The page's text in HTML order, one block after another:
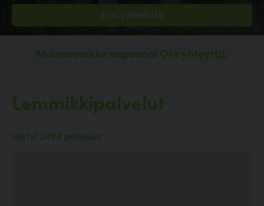
Mainospaikka vapaana! Ota yhteyttä.
Lemmikkipalvelut
Löytyi 2494 palvelua